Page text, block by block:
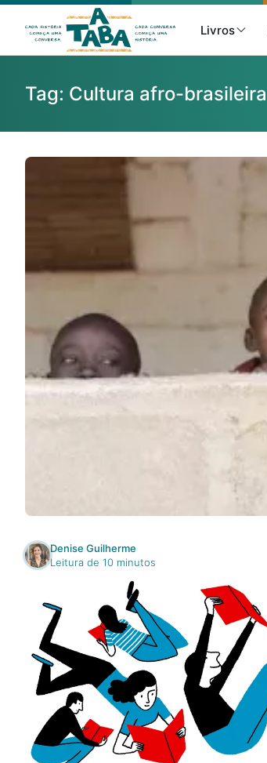
Livros
Listas
Como ler?
Na escola
Na família
Conteúdos
Colecionáveis
Cursos On line
E-Books
Eventos
Podcast
Tag: Cultura afro-brasileira
Denise Guilherme
Leitura de 10 minutos